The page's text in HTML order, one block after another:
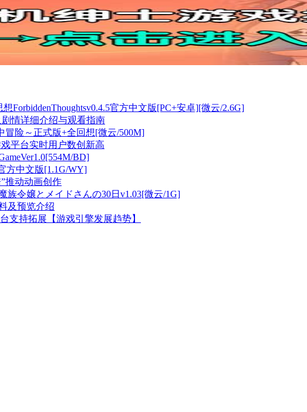
ForbiddenThoughtsv0.4.5官方中文版[PC+安卓][微云/2.6G]
情详细介绍与观看指南
险～正式版+全回想[微云/500M]
平台实时用户数创新高
BD]
方中文版[1.1G/WY]
推动动画创作
族令嬢とメイドさんの30日v1.03[微云/1G]
及预览介绍
支持拓展【游戏引擎发展趋势】